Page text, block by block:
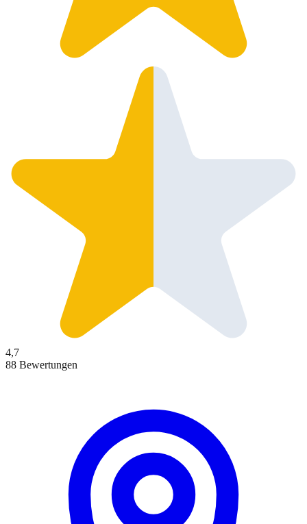
4,7
88 Bewertungen